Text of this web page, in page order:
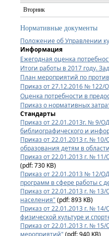
Вторник
Нормативные документы
Положение об Управлении
Информация
Ежегодная оценка
Итоги работы в 2017 году.
План мероприятий по
Приказ от 27.12.2016 № 122/
Оценка потребности в
Приказ о нормативных
Стандарты
Приказ от 22.01.2013г. № 9/
библиографического и
Приказ от 22.01.2013 г. №
образования детям в
Приказ от 22.01.2013 г. №
(pdf: 730 KB)
Приказ от 22.01.2013 № 12/
программ в сфере работы с
Приказ от 22.01.2013 г. №
населения" (pdf: 893 KB)
Приказ от 22.01.2013 г. №
физической культуре и
Приказ от 22.01.2013 г. №
мероприятий" (pdf: 940 KB)